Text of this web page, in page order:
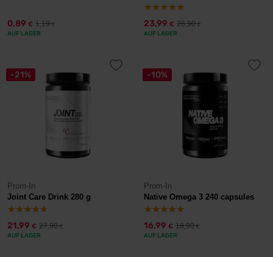
0,89 € 1,19€
AUF LAGER
23,99 € 26,90€
AUF LAGER
-21%
Prom-In
Joint Care Drink 280 g
21,99 € 27,90€
AUF LAGER
-10%
Prom-In
Native Omega 3 240 capsules
16,99 € 18,90€
AUF LAGER